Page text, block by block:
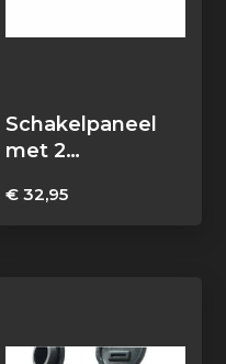
Schakelpaneel
met 2
USB/C
€ 32,95